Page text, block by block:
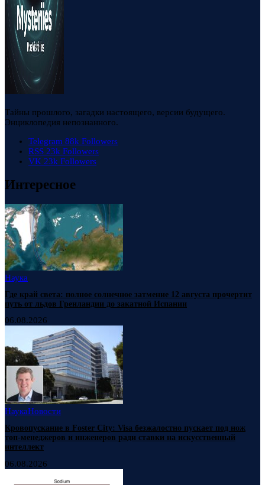
Тайны прошлого, загадки настоящего, версии будущего.
Энциклопедия непознанного.
Telegram 88k Followers
RSS 23k Followers
VK 23k Followers
Интересное
Наука
Где край света: полное солнечное затмение 12 августа прочертит
путь от льдов Гренландии до закатной Испании
06.08.2026
НаукаНовости
Кровопускание в Foster City: Visa безжалостно пускает под нож
топ-менеджеров и инженеров ради ставки на искусственный
интеллект
06.08.2026